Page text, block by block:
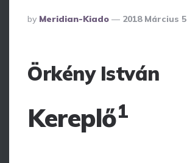
Posted
By
By Meridian-Kiado 2018 Március 5
Örkény István
Kereplő1